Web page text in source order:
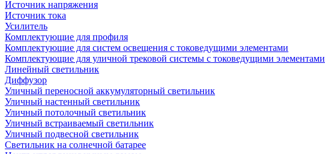
Источник напряжения
Источник тока
Усилитель
Комплектующие для профиля
Комплектующие для систем освещения с токоведущими элементами
Комплектующие для уличной трековой системы с токоведущими элементами
Линейный светильник
Диффузор
Уличный переносной аккумуляторный светильник
Уличный настенный светильник
Уличный потолочный светильник
Уличный встраиваемый светильник
Уличный подвесной светильник
Светильник на солнечной батарее